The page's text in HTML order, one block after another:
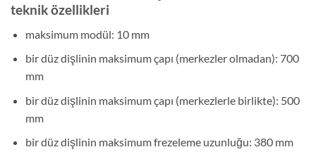
teknik özellikleri
maksimum modül: 10 mm
bir düz dişlinin maksimum çapı (merkezler olmadan): 700
mm
bir düz dişlinin maksimum çapı (merkezlerle birlikte): 500
mm
bir düz dişlinin maksimum frezeleme uzunluğu: 380 mm